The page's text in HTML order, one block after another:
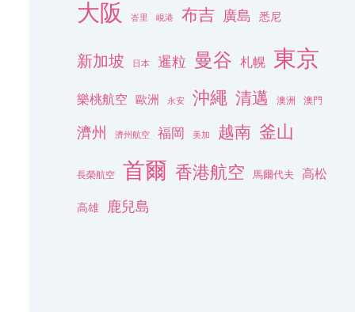
大阪 峇里 峴港 布吉 廣島 悉尼
新加坡 日本 暹粒 曼谷 札幌 東京
樂桃航空 歐洲 永安 沖繩 清邁 澳洲 澳門
濟州 濟州航空 福岡 美加 越南 釜山
長榮航空 首爾 香港航空 馬爾代夫 高松
高雄 鹿兒島